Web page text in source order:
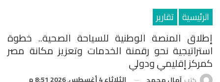
الرئيسية تقارير
إطلاق المنصة الوطنية للسياحة الصحية.. خطوة
استراتيجية نحو رقمنة الخدمات وتعزيز مكانة مصر
كمركز إقليمي ودولي
الثلاثاء 4 أغسطس, 2026 8:51 م